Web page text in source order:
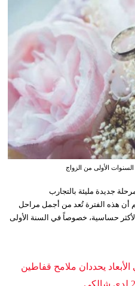
الأولى من الزواج
جديدة مليئة بالتجارب
أن هذه الفترة تُعد من أجمل مراحل
حساسية، خصوصاً في السنة الأولى
الأبعاد يحددان ملامح قفاطين